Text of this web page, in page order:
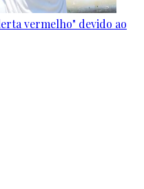
vermelho" devido ao